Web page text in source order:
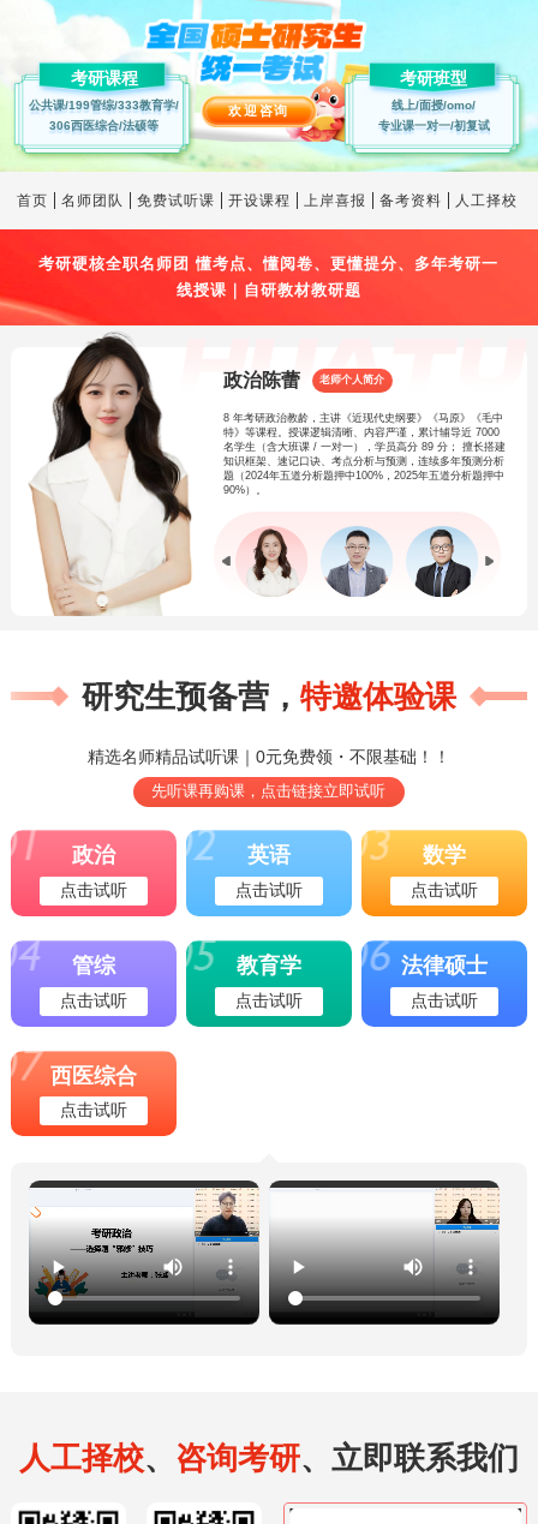
考研课程
公共课/199管综/333教育学/
306西医综合/法硕等
欢迎咨询
考研班型
线上/面授/omo/
专业课一对一/初复试
首页 名师团队 免费试听课 开设课程 上岸喜报 备考资料 人工择校
考研硬核全职名师团 懂考点、懂阅卷、更懂提分、多年考研一
线授课｜自研教材教研题
政治陈蕾 老师个人简介
8 年考研政治教龄，主讲《近现代史纲要》《马原》《毛中
特》等课程。授课逻辑清晰、内容严谨，累计辅导近 7000
名学生（含大班课 / 一对一），学员高分 89 分； 擅长搭建
知识框架、速记口诀、考点分析与预测，连续多年预测分析
题（2024年五道分析题押中100%，2025年五道分析题押中
90%）。
研究生预备营， 特邀体验课
精选名师精品试听课｜0元免费领・不限基础！！
先听课再购课，点击链接立即试听
政治
点击试听
英语
点击试听
数学
点击试听
管综
点击试听
教育学
点击试听
法律硕士
点击试听
西医综合
点击试听
人工择校、 咨询考研、立即联系我们